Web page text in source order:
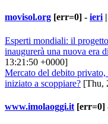
movisol.org [err=0] - ieri |
Esperti mondiali: il
inaugurerà una nuova era
13:21:50 +0000]
Mercato del debito
iniziato a scoppiare? [Thu,
www.imolaoggi.it [err=0]